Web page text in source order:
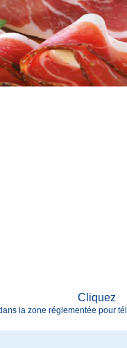
Cliquez
la zone réglementée pour